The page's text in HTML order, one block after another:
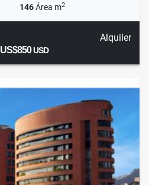
146Área m2
Alquiler
US$850USD